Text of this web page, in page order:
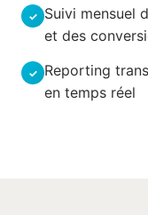
Suivi mensuel
et des
Reporting
en temps réel